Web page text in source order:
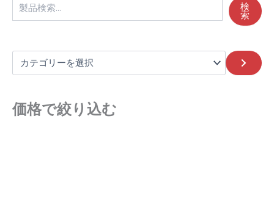
検
索
価格で絞り込む